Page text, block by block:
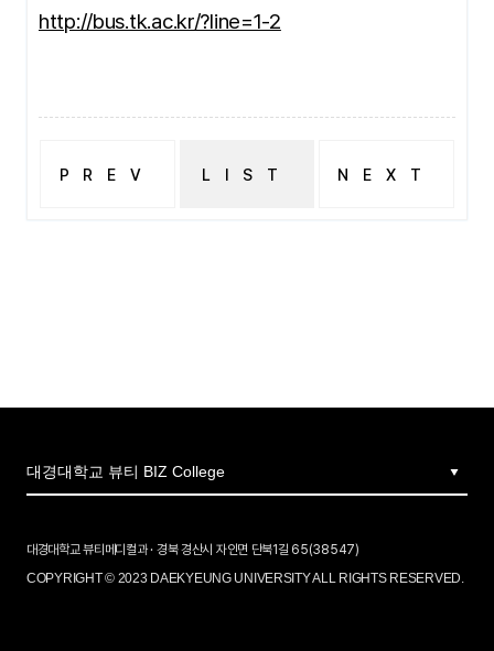
http://bus.tk.ac.kr/?line=1-2
PREV LIST NEXT
대경대학교 뷰티메디컬과 · 경북 경산시 자인면 단북1길 65(38547)
COPYRIGHT © 2023 DAEKYEUNG UNIVERSITY ALL RIGHTS RESERVED.